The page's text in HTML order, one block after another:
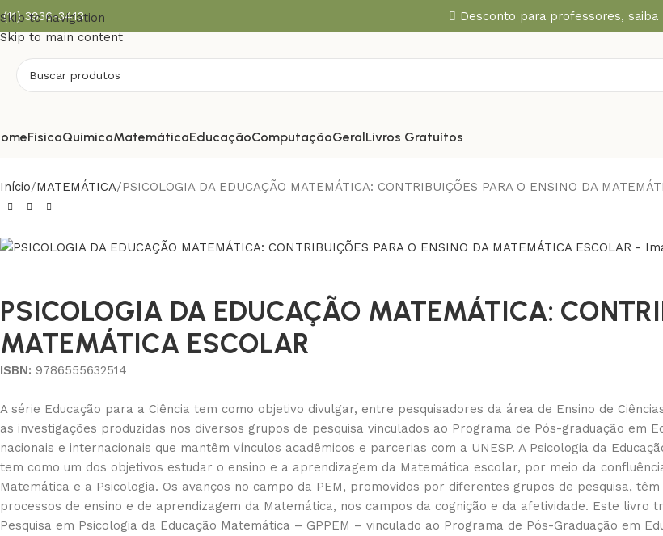
Skip to navigation
Skip to main content
(11) 3936-3413 Desconto para professores, saiba
FísicaQuímicaMatemáticaEducaçãoComputaçãoGeralLivros Gratuítos
Início MATEMÁTICA PSICOLOGIA DA EDUCAÇÃO MATEMÁTICA: CONTRIBUIÇÕES PARA O ENSINO DA
PSICOLOGIA DA EDUCAÇÃO MATEMÁTICA:
MATEMÁTICA ESCOLAR
ISBN: 9786555632514
A série Educação para a Ciência tem como objetivo divulgar, entre pesquisadores da área de Ensino de
as investigações produzidas nos diversos grupos de pesquisa vinculados ao Programa de Pós-graduação em
nacionais e internacionais que mantêm vínculos acadêmicos e parcerias com a UNESP. A Psicologia da
tem como um dos objetivos estudar o ensino e a aprendizagem da Matemática escolar, por meio da
Matemática e a Psicologia. Os avanços no campo da PEM, promovidos por diferentes grupos de pesquisa,
processos de ensino e de aprendizagem da Matemática, nos campos da cognição e da afetividade. Este livro
Pesquisa em Psicologia da Educação Matemática – GPPEM – vinculado ao Programa de Pós-Graduação em